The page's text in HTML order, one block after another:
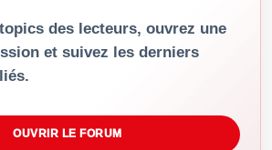
des lecteurs, ouvrez une
et suivez les derniers
OUVRIR LE FORUM